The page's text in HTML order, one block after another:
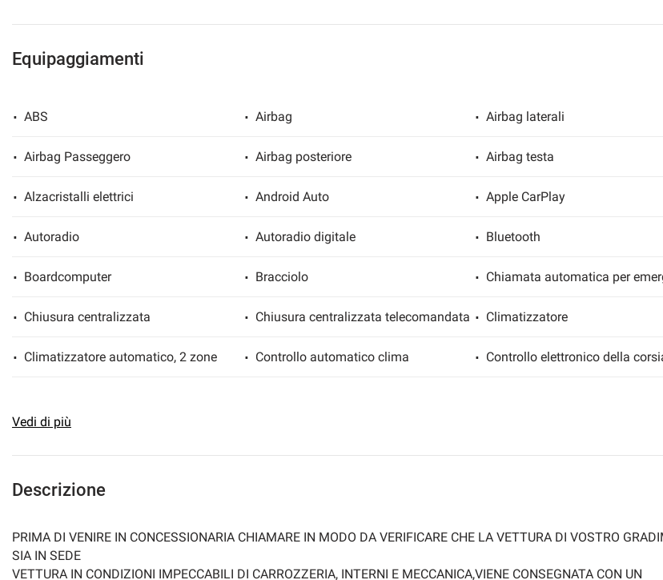
Equipaggiamenti
ABS Airbag Airbag laterali
Airbag Passeggero Airbag posteriore Airbag testa
Alzacristalli elettrici Android Auto Apple CarPlay
Autoradio Autoradio digitale Bluetooth
Boardcomputer Bracciolo Chiamata automatica per
Chiusura centralizzata Chiusura centralizzata telecomandata Climatizzatore
Climatizzatore automatico, 2 zone Controllo automatico clima Controllo elettronico della
Luce d'ambiente
Vedi di più
Descrizione
PRIMA DI VENIRE IN CONCESSIONARIA CHIAMARE IN MODO DA VERIFICARE CHE LA VETTURA DI VOSTRO
SIA IN SEDE
VETTURA IN CONDIZIONI IMPECCABILI DI CARROZZERIA, INTERNI E MECCANICA,VIENE CONSEGNATA CON UN